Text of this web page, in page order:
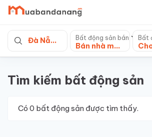
Skip
content
Đà Nẵng Bất động sản bán
Bán nhà mặt tiền
Bất
Tìm kiếm bất động sản
Có 0 bất động sản được tìm thấy.